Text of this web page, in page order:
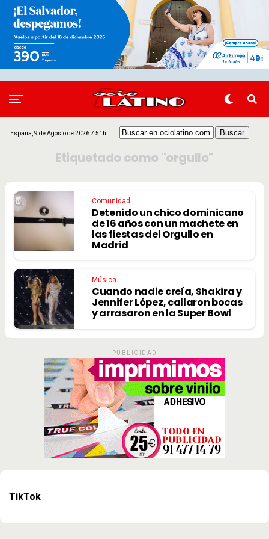
España, 9 de Agosto de 2026 7:51h
Etiquetado como "orgullo"
Comunidad
Detenido un chico dominicano
de 16 años con un machete en
las fiestas del Orgullo en
Madrid
Música
Cuando nadie creía, Shakira y
Jennifer López, callaron bocas
y arrasaron en la Super Bowl
PUBLICIDAD
TikTok